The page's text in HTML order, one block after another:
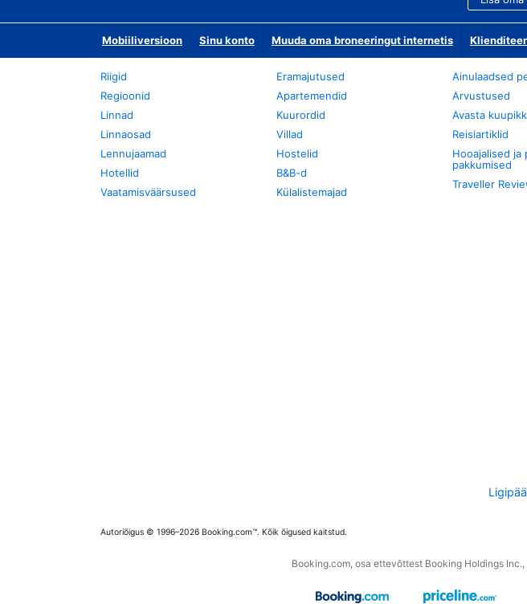
Mobiiliversioon Sinu konto Muuda oma broneeringut internetis
Riigid
Regioonid
Linnad
Linnaosad
Lennujaamad
Hotellid
Vaatamisväärsused
Eramajutused
Apartemendid
Kuurordid
Villad
Hostelid
B&B-d
Külalistemajad
Ainulaadsed
Arvustused
Avasta
Reisiartiklid
Hooajalised ja
pakkumised
Traveller
Autoriõigus © 1996–2026 Booking.com™. Kõik õigused kaitstud.
Booking.com, osa ettevõttest Booking Holdings